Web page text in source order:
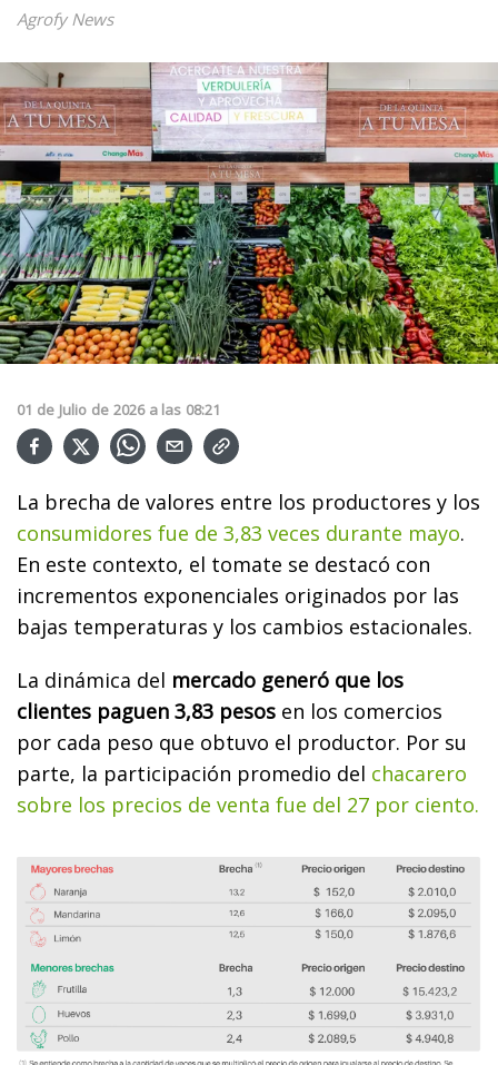
Agrofy News
01 de Julio de 2026 a las 08:21
La brecha de valores entre los productores y los
consumidores fue de 3,83 veces durante mayo.
En este contexto, el tomate se destacó con
incrementos exponenciales originados por las
bajas temperaturas y los cambios estacionales.
La dinámica del mercado generó que los
clientes paguen 3,83 pesos en los comercios
por cada peso que obtuvo el productor. Por su
parte, la participación promedio del chacarero
sobre los precios de venta fue del 27 por ciento.